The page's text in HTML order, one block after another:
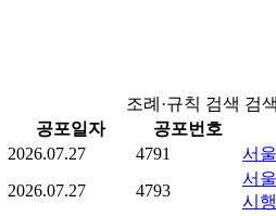
조례·규칙 검색 검
공포일자
공포번호
2026.07.27 4791
서
2026.07.27 4793
서
시